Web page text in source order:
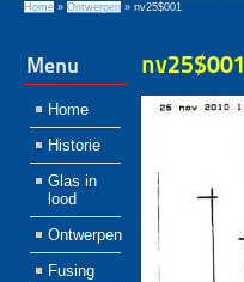
Home » Ontwerpen » nv25$001
Menu
Home
Historie
Glas in
lood
Ontwerpen
Fusing
nv25$001